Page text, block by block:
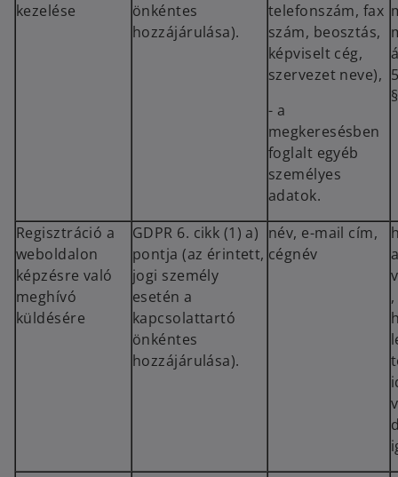
kezelése
önkéntes
hozzájárulása).
telefonszám, fax
szám, beosztás,
képviselt cég,
szervezet neve),
- a
megkeresésben
foglalt egyéb
személyes
adatok.
Regisztráció a
weboldalon
képzésre való
meghívó
küldésére
GDPR 6. cikk (1) a)
pontja (az érintett,
jogi személy
esetén a
kapcsolattartó
önkéntes
hozzájárulása).
név, e-mail cím,
cégnév